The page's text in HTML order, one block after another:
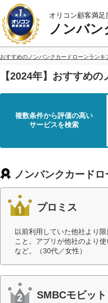
オリコン顧客満足
ノンバン
おすすめのノンバンクカードローンランキ
【2024年】おすすめ
複数条件から評価の高い
サービスを検索
ノンバンクカード
プロミス
以前利用していた他社より
こと。アプリが他社のより
など。（30代／女性）
SMBCモビット